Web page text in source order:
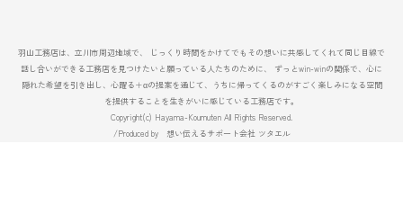
羽山工務店は、立川市周辺地域で、 じっくり時間をかけてでもその想いに共感してくれて同じ目線で
話し合いができる工務店を見つけたいと願っている人たちのために、 ずっとwin-winの関係で、心に
隠れた希望を引き出し、心躍る＋αの提案を通じて、うちに帰ってくるのがすごく楽しみになる空間
を提供することを生きがいに感じている工務店です。
Copyright(c) Hayama-Koumuten All Rights Reserved.
/Produced by 想い伝えるサポート会社 ツタエル